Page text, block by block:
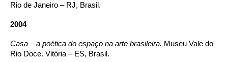
Rio de Janeiro – RJ, Brasil.
2004
Casa – a poética do espaço na arte brasileira. Museu Vale do
Rio Doce. Vitória – ES, Brasil.